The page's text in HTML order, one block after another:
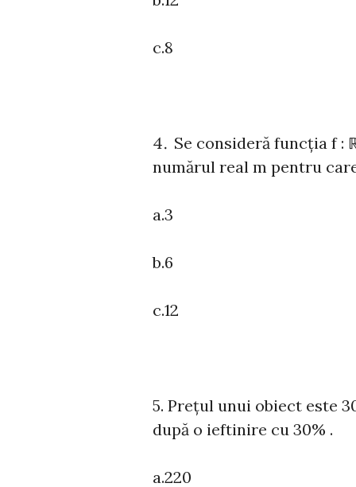
c.8
Se consideră funcția f :
numărul real m pentru
a.3
b.6
c.12
5. Prețul unui obiect este
după o ieftinire cu 30% .
a.220